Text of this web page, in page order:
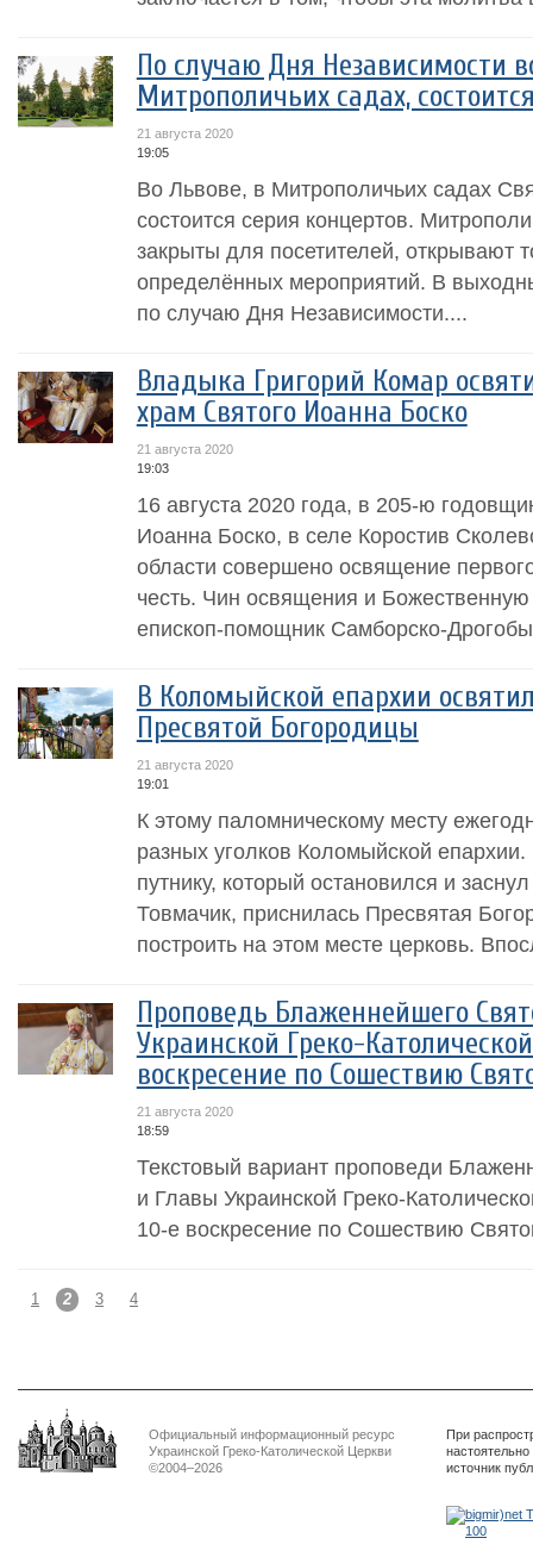
По случаю Дня Независимости
Митрополичьих садах,
21 августа 2020
19:05
Во Львове, в Митрополичьих садах
состоится серия концертов.
закрыты для посетителей, открывают
определённых мероприятий. В
по случаю Дня Независимости....
Владыка Григорий Комар
храм Святого Иоанна Боско
21 августа 2020
19:03
16 августа 2020 года, в 205-ю
Иоанна Боско, в селе Коростив
области совершено освящение
честь. Чин освящения и
епископ-помощник Самборско-
В Коломыйской епархии
Пресвятой Богородицы
21 августа 2020
19:01
К этому паломническому месту
разных уголков Коломыйской епархии.
путнику, который остановился и
Товмачик, приснилась Пресвятая
построить на этом месте церковь.
Проповедь Блаженнейшего
Украинской Греко-
воскресение по Сошествию
21 августа 2020
18:59
Текстовый вариант проповеди
и Главы Украинской Греко-
10-е воскресение по Сошествию
1 2 3 4
Официальный информационный ресурс
Украинской Греко-Католической Церкви
©2004–2026
При
источник